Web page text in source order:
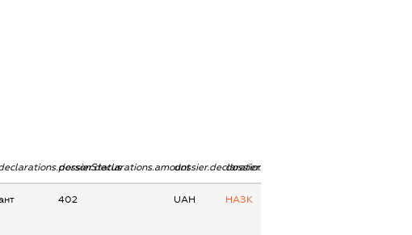
dossier.declarations.amountdossier.declarations.currency
dossier.declarations.source
402 UAH НАЗК